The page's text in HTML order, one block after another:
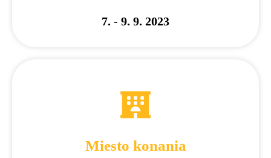
7. - 9. 9. 2023
Miesto konania